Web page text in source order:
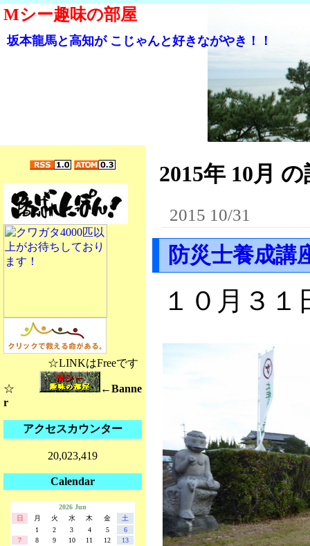
Mシー趣味の部屋
坂本龍馬と高知が こじゃんと好きながやき！！
☆LINKはFreeです
☆
←Banne
r
アクセスカウンター
20,023,419
Calendar
2026 Jun
日
月 火 水 木 金
土
1
2 3 4 5
6
7
8 9 10 11 12
13
2015年 10月
2015 10/31
防災士養成講
１０月３